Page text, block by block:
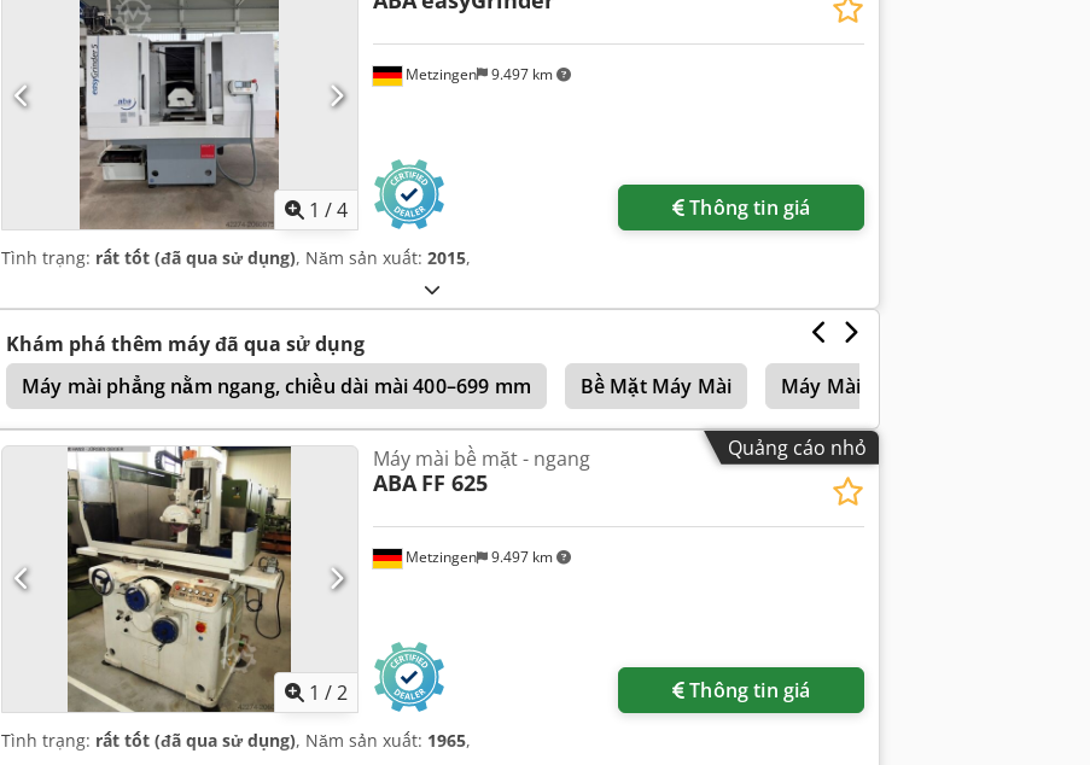
1 /4
Metzingen 9.497 km
Thông tin giá
Tình trạng: rất tốt (đã qua sử dụng), Năm sản xuất: 2015,
Khám phá thêm máy đã qua sử dụng
Máy mài phẳng nằm ngang, chiều dài mài 400–699 mm
Bề Mặt Máy Mài Máy Mài Mặt Phẳng
Quảng cáo nhỏ
1 /2
Metzingen 9.497 km
Máy mài bề mặt - ngang
ABA FF 625
Thông tin giá
Tình trạng: rất tốt (đã qua sử dụng), Năm sản xuất: 1965,